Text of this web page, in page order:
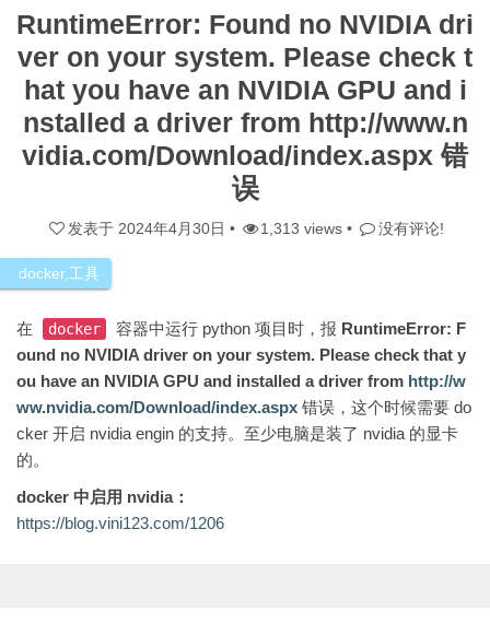
RuntimeError: Found no NVIDIA dri
ver on your system. Please check t
hat you have an NVIDIA GPU and i
nstalled a driver from http://www.n
vidia.com/Download/index.aspx 错
误
发表于 2024年4月30日 • 1,313 views • 没有评论!
docker, 工具
在 docker 容器中运行 python 项目时，报 RuntimeError: F
ound no NVIDIA driver on your system. Please check that y
ou have an NVIDIA GPU and installed a driver from http://w
ww.nvidia.com/Download/index.aspx 错误，这个时候需要 do
cker 开启 nvidia engin 的支持。至少电脑是装了 nvidia 的显卡
的。
docker 中启用 nvidia：
https://blog.vini123.com/1206